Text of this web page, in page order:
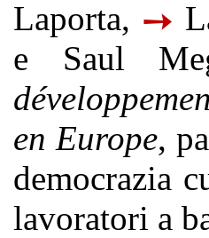
Laporta, ➙
e Saul
en Europe,
democrazia
lavoratori a